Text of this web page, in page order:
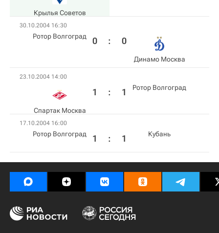
Крылья Советов
30.10.2004 16:30
Ротор Волгоград 0 : 0
Динамо Москва
23.10.2004 14:00
Спартак Москва
1 : 1 Ротор Волгоград
17.10.2004 16:00
Ротор Волгоград 1 : 1 Кубань